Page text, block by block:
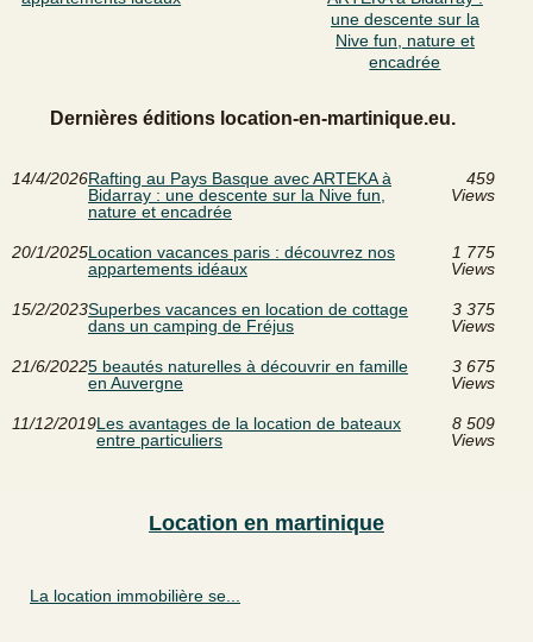
une descente sur la
Nive fun, nature et
encadrée
Dernières éditions location-en-martinique.eu.
14/4/2026Rafting au Pays Basque avec ARTEKA à
Bidarray : une descente sur la Nive fun,
nature et encadrée
459
Views
20/1/2025Location vacances paris : découvrez nos
appartements idéaux
1 775
Views
15/2/2023Superbes vacances en location de cottage
dans un camping de Fréjus
3 375
Views
21/6/20225 beautés naturelles à découvrir en famille
en Auvergne
3 675
Views
11/12/2019Les avantages de la location de bateaux
entre particuliers
8 509
Views
Location en martinique
La location immobilière se...